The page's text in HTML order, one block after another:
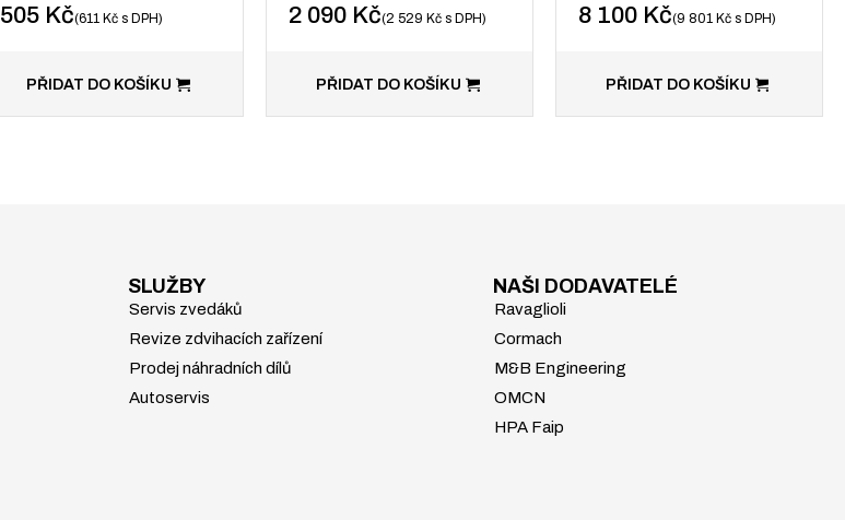
505 Kč 611 Kčs DPH
PŘIDAT DO KOŠÍKU
2 090 Kč 2 529Kč s DPH
PŘIDAT DO KOŠÍKU
8 100 Kč 9 801Kč s DPH
PŘIDAT DO KOŠÍKU
SLUŽBY
Servis zvedáků
Revize zdvihacích zařízení
Prodej náhradních dílů
Autoservis
NAŠI DODAVATELÉ
Ravaglioli
Cormach
M&B Engineering
OMCN
HPA Faip